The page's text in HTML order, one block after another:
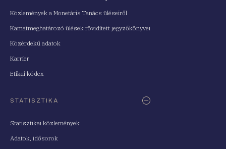
Közlemények a Monetáris Tanács üléseiről
Kamatmeghatározó ülések rövidített jegyzőkönyvei
Közérdekű adatok
Karrier
Etikai kódex
STATISZTIKA
Statisztikai közlemények
Adatok, idősorok